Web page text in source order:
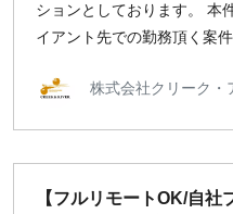
ションとしております。 本
イアント先での勤務頂く案件
株式会社クリーク・
【フルリモートOK/自